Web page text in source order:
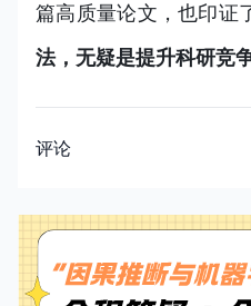
篇高质量论文，也印证
法，无疑是提升科研竞
评论